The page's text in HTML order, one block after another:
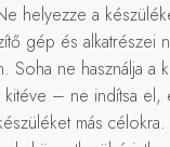
helyezze a
gép és alkatrészei
ne használja a
kitéve – ne indítsa
más